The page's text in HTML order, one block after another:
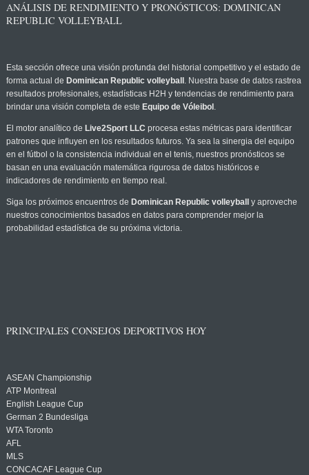
ANÁLISIS DE RENDIMIENTO Y PRONÓSTICOS: DOMINICAN
REPUBLIC VOLLEYBALL
Esta sección ofrece una visión profunda del historial competitivo y el estado de
forma actual de Dominican Republic volleyball . Nuestra base de datos rastrea
resultados profesionales, estadísticas H2H y tendencias de rendimiento para
brindar una visión completa de este Equipo de Vóleibol .
El motor analítico de Live2Sport LLC procesa estas métricas para identificar
patrones que influyen en los resultados futuros. Ya sea la sinergia del equipo
en el fútbol o la consistencia individual en el tenis, nuestros pronósticos se
basan en una evaluación matemática rigurosa de datos históricos e
indicadores de rendimiento en tiempo real.
Siga los próximos encuentros de Dominican Republic volleyball
y aproveche
nuestros conocimientos basados en datos para comprender mejor la
probabilidad estadística de su próxima victoria.
PRINCIPALES CONSEJOS DEPORTIVOS HOY
ASEAN Championship
ATP Montreal
English League Cup
German 2 Bundesliga
WTA Toronto
AFL
MLS
CONCACAF League Cup